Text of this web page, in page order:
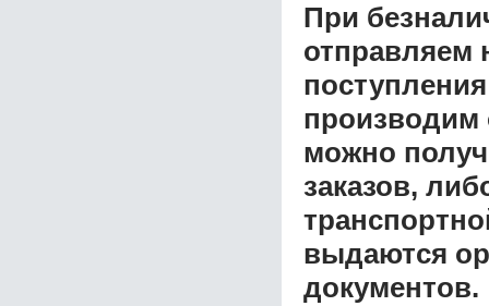
При
отправляем
производим
можно
заказов,
выдаются
документов.